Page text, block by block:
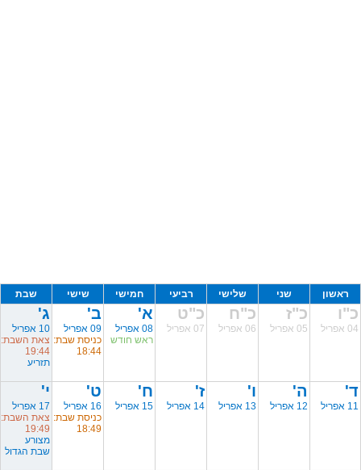
ראשון שני שלישי רביעי חמישי שישי שבת
כ"ו
04 אפריל
כ"ז
05 אפריל
כ"ח
06 אפריל
כ"ט
07 אפריל
א'
08 אפריל
ראש חודש
ב'
09 אפריל
כניסת שבת:
18:44
ג'
10 אפריל
צאת השבת:
19:44
תזריע
ד'
11 אפריל
ה'
12 אפריל
ו'
13 אפריל
ז'
14 אפריל
ח'
15 אפריל
ט'
16 אפריל
כניסת שבת:
18:49
י'
17 אפריל
צאת השבת:
19:49
מצורע
שבת הגדול